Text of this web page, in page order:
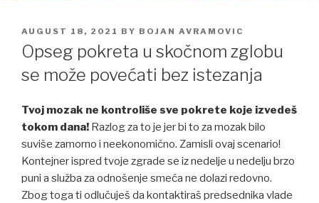
POSTED
ON
AUGUST 18, 2021 BY BOJAN AVRAMOVIC
Opseg pokreta u skočnom zglobu
se može povećati bez istezanja
Tvoj mozak ne kontroliše sve pokrete koje izvedeš
tokom dana! Razlog za to je jer bi to za mozak bilo
suviše zamorno i neekonomično. Zamisli ovaj scenario!
Kontejner ispred tvoje zgrade se iz nedelje u nedelju brzo
puni a služba za odnošenje smeća ne dolazi redovno.
Zbog toga ti odlučuješ da kontaktiraš predsednika vlade